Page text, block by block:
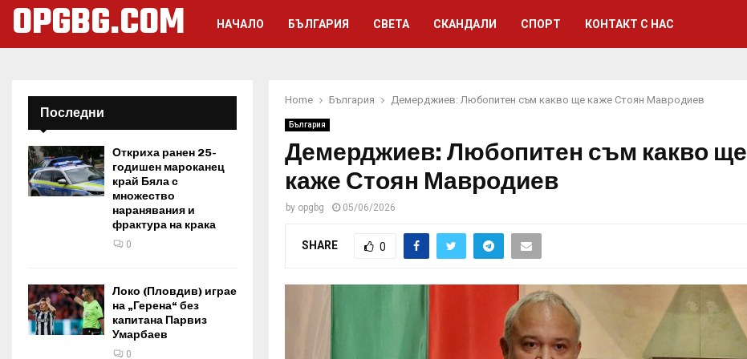
OPGBG.COM НАЧАЛО БЪЛГАРИЯ СВЕТА СКАНДАЛИ СПОРТ КОНТАКТ С НАС
Home България Демерджиев: Любопитен съм какво ще каже Стоян Мавродиев
България
Демерджиев: Любопитен съм какво ще
каже Стоян Мавродиев
by opgbg 05/06/2026
SHARE 0
Последни
Откриха ранен 25-
годишен мароканец
край Бяла с
множество
наранявания и
фрактура на крака
0
Локо (Пловдив) играе
на „Герена“ без
капитана Парвиз
Умарбаев
0